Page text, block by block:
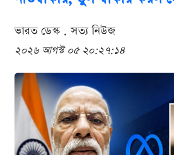
ভারত ডেস্ক . সত্য নিউজ
২০২৬ আগস্ট ০৫ ২০:২৭:১৪